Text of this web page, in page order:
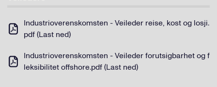
Industrioverenskomsten - Veileder reise, kost og losji.
pdf (Last ned)
Industrioverenskomsten - Veileder forutsigbarhet og f
leksibilitet offshore.pdf (Last ned)